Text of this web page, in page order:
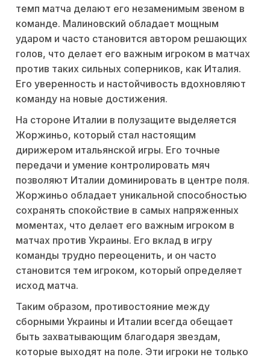
темп матча делают его незаменимым звеном в
команде. Малиновский обладает мощным
ударом и часто становится автором решающих
голов, что делает его важным игроком в матчах
против таких сильных соперников, как Италия.
Его уверенность и настойчивость вдохновляют
команду на новые достижения.
На стороне Италии в полузащите выделяется
Жоржиньо, который стал настоящим
дирижером итальянской игры. Его точные
передачи и умение контролировать мяч
позволяют Италии доминировать в центре поля.
Жоржиньо обладает уникальной способностью
сохранять спокойствие в самых напряженных
моментах, что делает его важным игроком в
матчах против Украины. Его вклад в игру
команды трудно переоценить, и он часто
становится тем игроком, который определяет
исход матча.
Таким образом, противостояние между
сборными Украины и Италии всегда обещает
быть захватывающим благодаря звездам,
которые выходят на поле. Эти игроки не только